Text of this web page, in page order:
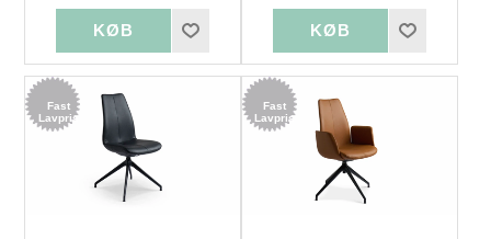
Fast
Lavpris
Fast
Lavpris